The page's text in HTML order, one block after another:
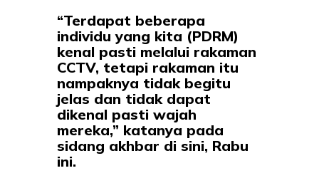
“Terdapat beberapa
individu yang kita (PDRM)
kenal pasti melalui rakaman
CCTV, tetapi rakaman itu
nampaknya tidak begitu
jelas dan tidak dapat
dikenal pasti wajah
mereka,” katanya pada
sidang akhbar di sini, Rabu
ini.